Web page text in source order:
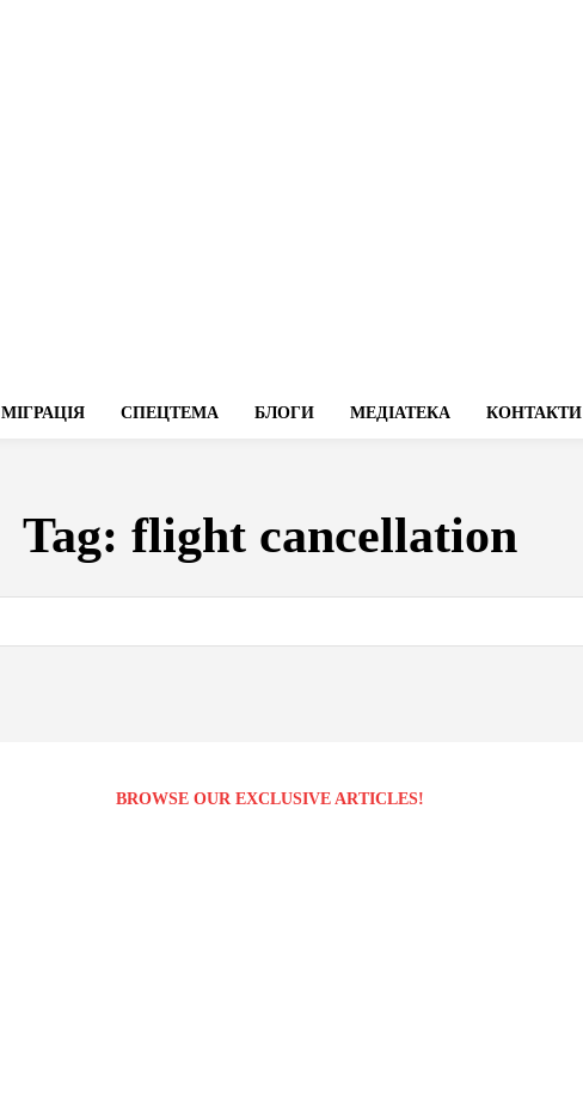
МІГРАЦІЯ СПЕЦТЕМА БЛОГИ МЕДІАТЕКА КОНТАКТИ
Tag: flight cancellation
BROWSE OUR EXCLUSIVE ARTICLES!